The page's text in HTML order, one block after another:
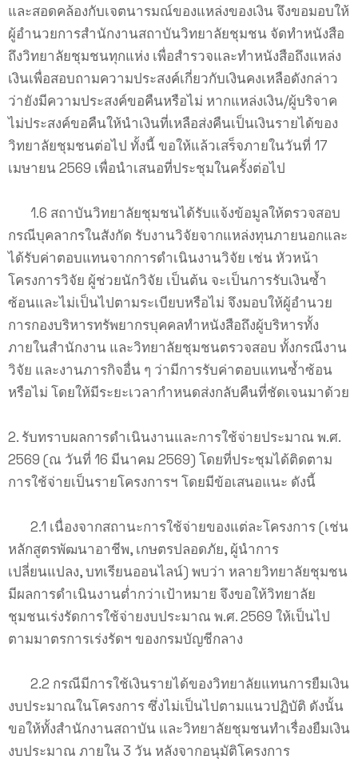
และสอดคล้องกับเจตนารมณ์ของแหล่งของเงิน จึงขอมอบให้
ผู้อำนวยการสำนักงานสถาบันวิทยาลัยชุมชน จัดทำหนังสือ
ถึงวิทยาลัยชุมชนทุกแห่ง เพื่อสำรวจและทำหนังสือถึงแหล่ง
เงินเพื่อสอบถามความประสงค์เกี่ยวกับเงินคงเหลือดังกล่าว
ว่ายังมีความประสงค์ขอคืนหรือไม่ หากแหล่งเงิน/ผู้บริจาค
ไม่ประสงค์ขอคืนให้นำเงินที่เหลือส่งคืนเป็นเงินรายได้ของ
วิทยาลัยชุมชนต่อไป ทั้งนี้ ขอให้แล้วเสร็จภายในวันที่ 17
เมษายน 2569 เพื่อนำเสนอที่ประชุมในครั้งต่อไป
1.6 สถาบันวิทยาลัยชุมชนได้รับแจ้งข้อมูลให้ตรวจสอบ
กรณีบุคลากรในสังกัด รับงานวิจัยจากแหล่งทุนภายนอกและ
ได้รับค่าตอบแทนจากการดำเนินงานวิจัย เช่น หัวหน้า
โครงการวิจัย ผู้ช่วยนักวิจัย เป็นต้น จะเป็นการรับเงินซ้ำ
ซ้อนและไม่เป็นไปตามระเบียบหรือไม่ จึงมอบให้ผู้อำนวย
การกองบริหารทรัพยากรบุคคลทำหนังสือถึงผู้บริหารทั้ง
ภายในสำนักงาน และวิทยาลัยชุมชนตรวจสอบ ทั้งกรณีงาน
วิจัย และงานภารกิจอื่น ๆ ว่ามีการรับค่าตอบแทนซ้ำซ้อน
หรือไม่ โดยให้มีระยะเวลากำหนดส่งกลับคืนที่ชัดเจนมาด้วย
2. รับทราบผลการดำเนินงานและการใช้จ่ายประมาณ พ.ศ.
2569 (ณ วันที่ 16 มีนาคม 2569) โดยที่ประชุมได้ติดตาม
การใช้จ่ายเป็นรายโครงการฯ โดยมีข้อเสนอแนะ ดังนี้
2.1 เนื่องจากสถานะการใช้จ่ายของแต่ละโครงการ (เช่น
หลักสูตรพัฒนาอาชีพ, เกษตรปลอดภัย, ผู้นำการ
เปลี่ยนแปลง, บทเรียนออนไลน์) พบว่า หลายวิทยาลัยชุมชน
มีผลการดำเนินงานต่ำกว่าเป้าหมาย จึงขอให้วิทยาลัย
ชุมชนเร่งรัดการใช้จ่ายงบประมาณ พ.ศ. 2569 ให้เป็นไป
ตามมาตรการเร่งรัดฯ ของกรมบัญชีกลาง
2.2 กรณีมีการใช้เงินรายได้ของวิทยาลัยแทนการยืมเงิน
งบประมาณในโครงการ ซึ่งไม่เป็นไปตามแนวปฏิบัติ ดังนั้น
ขอให้ทั้งสำนักงานสถาบัน และวิทยาลัยชุมชนทำเรื่องยืมเงิน
งบประมาณ ภายใน 3 วัน หลังจากอนุมัติโครงการ